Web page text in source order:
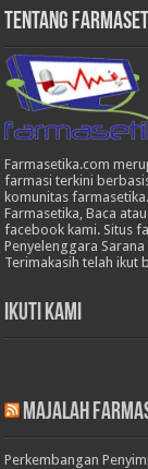
Tentang
Farmasetika.com
farmasi terkini
komunitas
Farmasetika, Baca
facebook kami. Situs
Penyelenggara
Terimakasih telah ikut
Ikuti Kami
Majalah
Perkembangan